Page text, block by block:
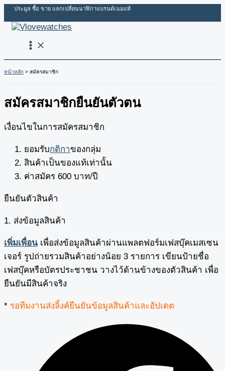
Skip
content
ประมูล ซื้อ ขาย แลกเปลี่ยนนาฬิกาแบรนด์เนมแท้
หน้าหลัก สมัครสมาชิก
สมัครสมาชิกยืนยันตัวตน
เงื่อนไขในการสมัครสมาชิก
ยอมรับกติกาของกลุ่ม
สินค้าเป็นของแท้เท่านั้น
ค่าสมัคร 600 บาท/ปี
ยืนยันตัวสินค้า
1. ส่งข้อมูลสินค้า
เพิ่มเพื่อน เพื่อส่งข้อมูลสินค้าผ่านแพลตฟอร์มเฟสบุ๊คเมสเซน
เจอร์ รูปถ่ายรวมสินค้าอย่างน้อย 3 รายการ เขียนป้ายชื่อ
เฟสบุ๊คหรือบัตรประชาชน วางไว้ด้านข้างของตัวสินค้า เพื่อ
ยืนยันมีสินค้าจริง
* รอทีมงานส่งลิ้งค์ยืนยันข้อมูลสินค้าและอัปเดต